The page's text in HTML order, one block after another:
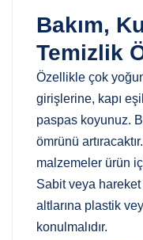
Bakım,
Temizlik
Özellikle çok
girişlerine, kapı
paspas koyunuz.
ömrünü
malzemeler ürün
Sabit veya
altlarına plastik
konulmalıdır.